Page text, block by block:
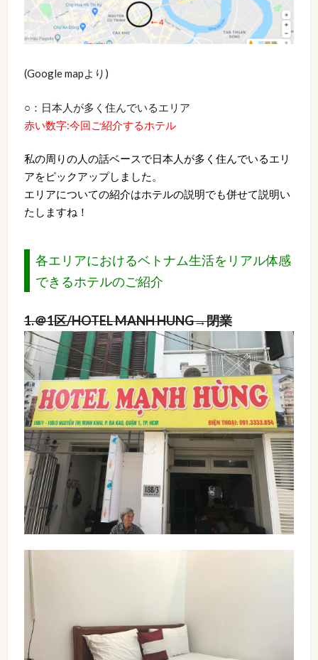
(Google mapより)
○：日本人が多く住んでいるエリア
赤い数字:今回ご紹介するホテル
私の周りの人の話ベースで日本人が多く住んでいるエリ
アをピックアップしました。
エリアについての紹介はホテルの説明でも併せて説明い
たしますね！
各エリアにおけるベトナム生活をリアル体感
できるホテルのご紹介
1.＠1区/HOTEL MANH HUNG→閉業